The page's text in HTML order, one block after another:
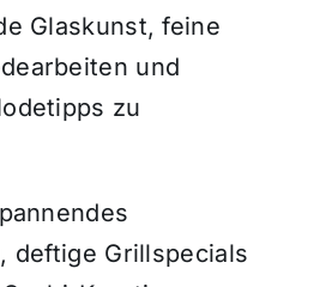
Glaskunst, feine
und
zu
deftige Grillspecials